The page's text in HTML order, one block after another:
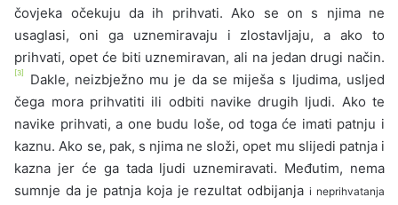
čovjeka očekuju da ih prihvati. Ako se on s njima ne
usaglasi, oni ga uznemiravaju i zlostavljaju, a ako to
prihvati, opet će biti uznemiravan, ali na jedan drugi način.
[3]
Dakle, neizbježno mu je da se miješa s ljudima, usljed
čega mora prihvatiti ili odbiti navike drugih ljudi. Ako te
navike prihvati, a one budu loše, od toga će imati patnju i
kaznu. Ako se, pak, s njima ne složi, opet mu slijedi patnja i
kazna jer će ga tada ljudi uznemiravati. Međutim, nema
sumnje da je patnja koja je rezultat odbijanjai neprihvatanja